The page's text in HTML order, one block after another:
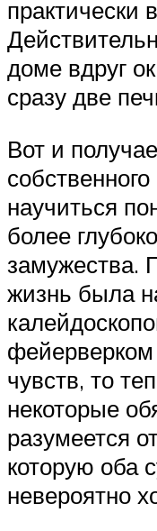
практически
доме вдруг
сразу две
Вот и
научиться
более
замужества.
жизнь была
чувств, то
некоторые
разумеется
которую оба
невероятно